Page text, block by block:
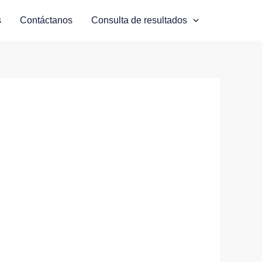
Contáctanos Consulta de resultados